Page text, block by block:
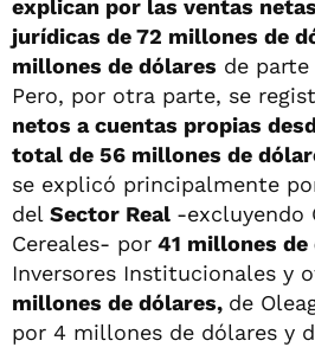
explican por las ventas
jurídicas de 72 millones de
millones de dólares de parte
Pero, por otra parte, se
netos a cuentas propias
total de 56 millones de
se explicó principalmente
del Sector Real -excluyendo
Cereales- por 41 millones de
Inversores Institucionales y
millones de dólares, de
por 4 millones de dólares y